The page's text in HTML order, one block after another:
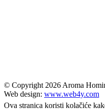
© Copyright2026 Aroma
Web design: www.web4y.com
Ova stranica koristi kolačiće